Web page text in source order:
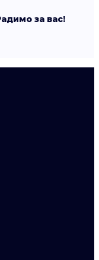
за вас!